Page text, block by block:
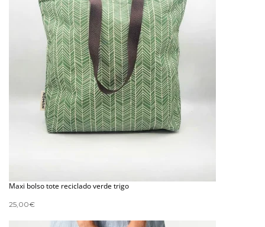
Maxi bolso tote reciclado verde trigo
25,00€